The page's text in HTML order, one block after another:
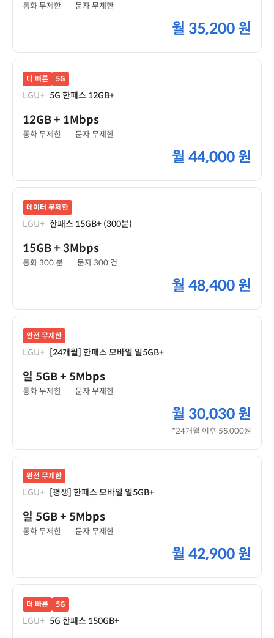
통화 무제한 문자 무제한
월 35,200 원
더 빠른 5G
LGU+ 5G 한패스 12GB+
12GB+ 1Mbps
통화 무제한 문자 무제한
월 44,000 원
데이터 무제한
LGU+ 한패스 15GB+ (300분)
15GB+ 3Mbps
통화 300 분 문자 300 건
월 48,400 원
완전 무제한
LGU+ [24개월] 한패스 모바일 일5GB+
일 5GB+ 5Mbps
통화 무제한 문자 무제한
월 30,030 원
*24개월 이후 55,000원
완전 무제한
LGU+ [평생] 한패스 모바일 일5GB+
일 5GB+ 5Mbps
통화 무제한 문자 무제한
월 42,900 원
더 빠른 5G
LGU+ 5G 한패스 150GB+